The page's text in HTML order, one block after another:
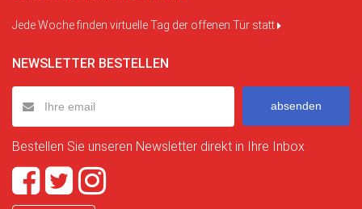
Jede Woche finden virtuelle Tag der offenen Tür statt
NEWSLETTER BESTELLEN
absenden
Bestellen Sie unseren Newsletter direkt in Ihre Inbox